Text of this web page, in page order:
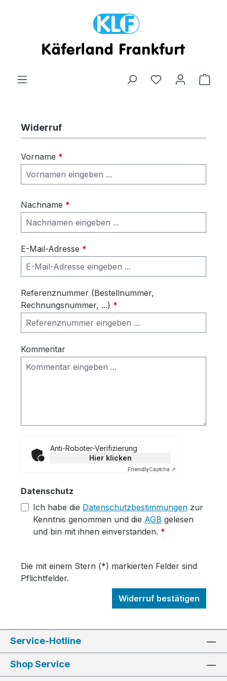
Zum Hauptinhalt springen
Widerruf
Vorname *
Nachname *
E-Mail-Adresse *
Referenznummer (Bestellnummer,
Rechnungsnummer, ...) *
Kommentar
Anti-Roboter-Verifizierung
Hier klicken
FriendlyCaptcha ⇗
Datenschutz
Ich habe die Datenschutzbestimmungen zur
Kenntnis genommen und die AGB gelesen
und bin mit ihnen einverstanden. *
Die mit einem Stern (*) markierten Felder sind
Pflichtfelder.
Widerruf bestätigen
Service-Hotline
Shop Service